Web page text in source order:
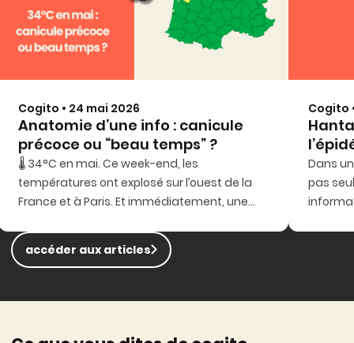
Cogito • 24 mai 2026
Anatomie d’une info : canicule
précoce ou “beau temps” ?
🌡️ 34°C en mai. Ce week-end, les
températures ont explosé sur l’ouest de la
France et à Paris. Et immédiatement, une
raconter cet épisode ?
Cogito
Dans
pas
accéder aux articles